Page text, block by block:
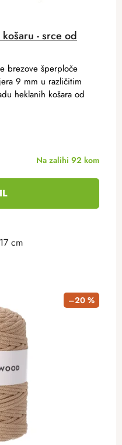
- srce od
Na zalihi 92 kom
brezove šperploče
9 mm u različitim
heklanih košara od
cm
–20 %